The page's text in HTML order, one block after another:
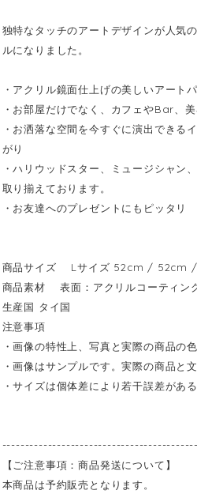
独特なタッチのアートデザインが人気
ルになりました。
・アクリル鏡面仕上げの美しいアート
・お部屋だけでなく、カフェやBar、
・お洒落な空間を今すぐに演出できる
がり
・ハリウッドスター、ミュージシャン
取り揃えております。
・お友達へのプレゼントにもピッタリ
商品サイズ Lサイズ 52cm / 52cm /
商品素材 表面：アクリルコーティン
生産国 タイ国
注意事項
・画像の特性上、写真と実際の商品の
・画像はサンプルです。実際の商品と
・サイズは個体差により若干誤差があ
【ご注意事項：商品発送について】
本商品は予約販売となります。